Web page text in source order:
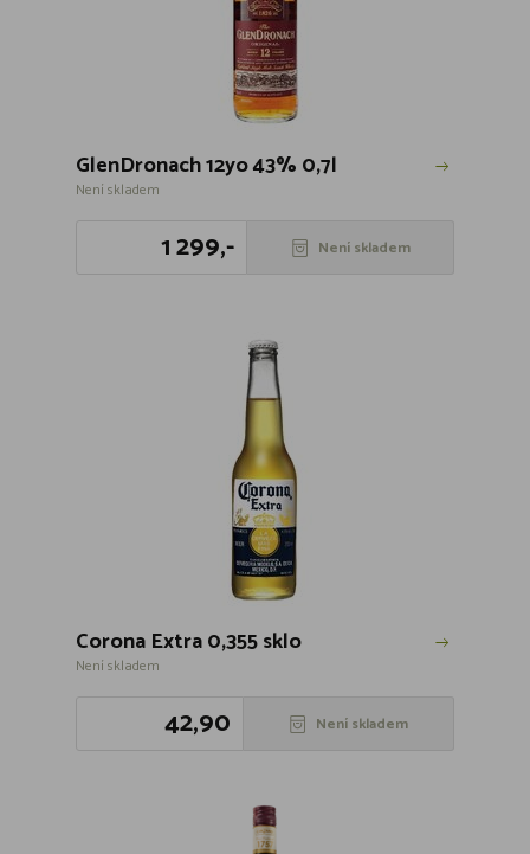
GlenDronach 12yo 43% 0,7l
Není skladem
1 299,- Není skladem
Corona Extra 0,355 sklo
Není skladem
42,90 Není skladem